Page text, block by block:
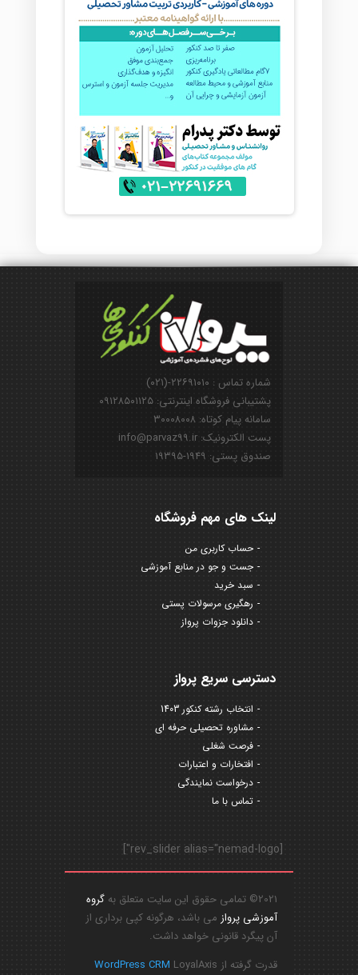
شماره تماس : ۲۲۶۹۱۰۱۰-(۰۲۱)
پشتیبانی فروشگاه اینترنتی: ۰۹۱۲۸۵۰۱۱۲۵
سامانه پیام کوتاه: ۳۰۰۰۸۰۰۸
پست الکترونیک: info@parvaz99.ir
صندوق پستی: ۱۹۴۹-۱۹۳۹۵
لینک های مهم فروشگاه
حساب کاربری من
جست و جو در منابع آموزشی
سبد خرید
رهگیری مرسولات پستی
دانلود جزوات پرواز
دسترسی سریع پرواز
انتخاب رشته کنکور 1403
مشاوره تحصیلی حرفه ای
فرصت شغلی
افتخارات و اعتبارات
درخواست نمایندگی
تماس با ما
[rev_slider alias="nemad-logo"]
2021© تمامی حقوق این سایت متعلق به
گروه
آموزشی پرواز می باشد، هرگونه کپی برداری از
آن پیگرد قانونی خواهد داشت.
قدرت گرفته از
WordPress CRM LoyalAxis